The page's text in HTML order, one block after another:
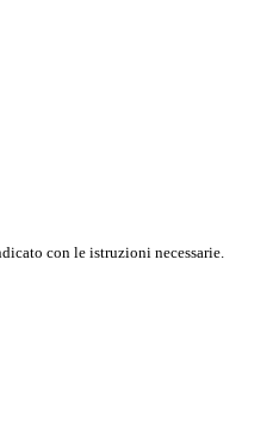
con le istruzioni necessarie.